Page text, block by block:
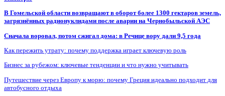
В Гомельской области возвращают в оборот более 1300 гектаров земель,
загрязнённых радионуклидами после аварии на Чернобыльской АЭС
Сначала воровал, потом сжигал дома: в Речице вору дали 9,5 года
Как пережить утрату: почему поддержка играет ключевую роль
Бизнес за рубежом: ключевые тенденции и что нужно учитывать
Путешествие через Европу к морю: почему Греция идеально подходит для
автобусного отдыха